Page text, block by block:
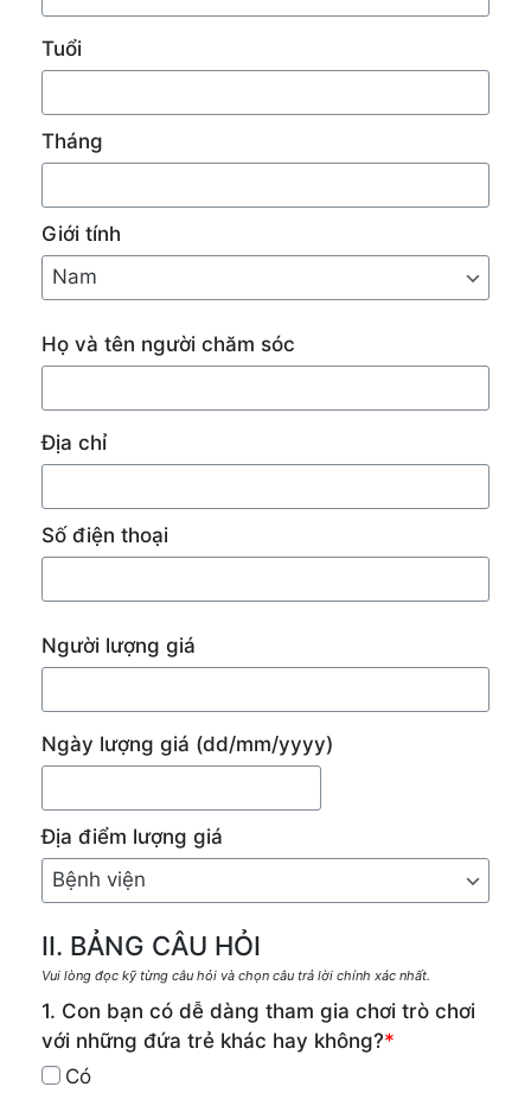
Tuổi
Tháng
Giới tính
Họ và tên người chăm sóc
Địa chỉ
Số điện thoại
Người lượng giá
Ngày lượng giá (dd/mm/yyyy)
Địa điểm lượng giá
II. BẢNG CÂU HỎI
Vui lòng đọc kỹ từng câu hỏi và chọn câu trả lời chính xác nhất.
1. Con bạn có dễ dàng tham gia chơi trò chơi
với những đứa trẻ khác hay không?*
Có